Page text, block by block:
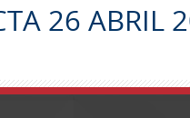
26 ABRIL